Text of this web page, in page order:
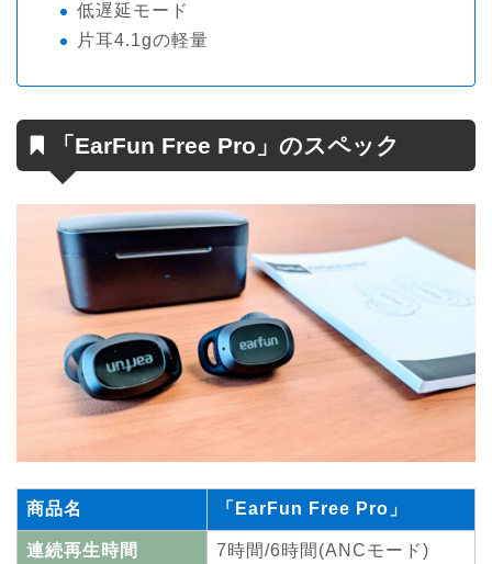
低遅延モード
片耳4.1gの軽量
「EarFun Free Pro」のスペック
商品名 「EarFun Free Pro」
連続再生時間 7時間/6時間(ANCモード)